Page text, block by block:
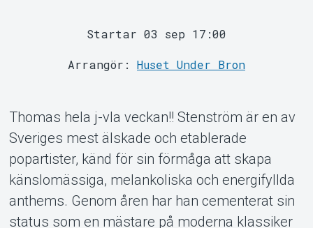
Startar 03 sep 17:00
Arrangör: Huset Under Bron
Thomas hela j-vla veckan!! Stenström är en av
Sveriges mest älskade och etablerade
popartister, känd för sin förmåga att skapa
känslomässiga, melankoliska och energifyllda
anthems. Genom åren har han cementerat sin
status som en mästare på moderna klassiker